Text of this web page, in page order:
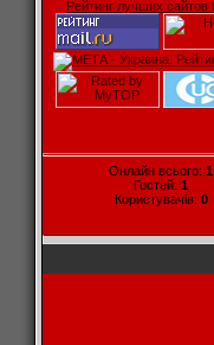
Рейтинг лучших сайтов
Онлайн всього: 1
Гостей: 1
Користувачів: 0